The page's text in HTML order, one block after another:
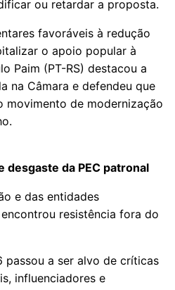
ou retardar a proposta.
favoráveis à redução
o apoio popular à
Paim (PT-RS) destacou a
na Câmara e defendeu que
movimento de modernização
desgaste da PEC patronal
e das entidades
resistência fora do
passou a ser alvo de críticas
influenciadores e